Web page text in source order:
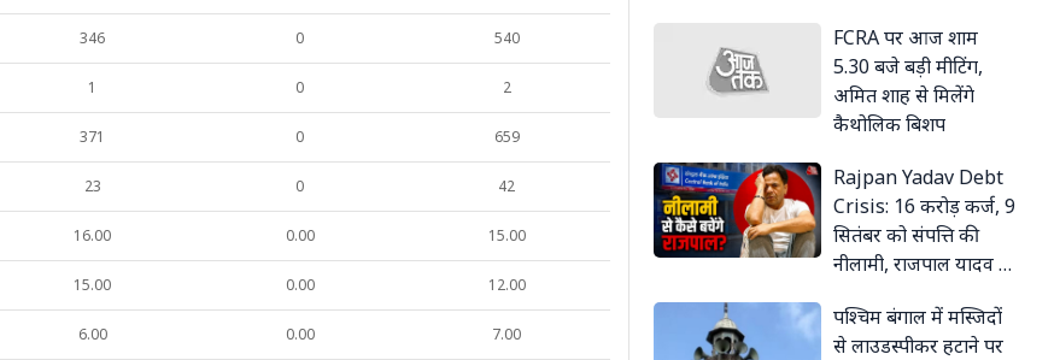
346 0 540
1 0 2
371 0 659
23 0 42
16.00 0.00 15.00
15.00 0.00 12.00
6.00 0.00 7.00
FCRA पर आज शाम
5.30 बजे बड़ी मीटिंग,
अमित शाह से मिलेंगे
कैथोलिक बिशप
Rajpan Yadav Debt
Crisis: 16 करोड़ कर्ज, 9
सितंबर को संपत्ति की
नीलामी, राजपाल यादव के
पश्चिम बंगाल में मस्जिदों
से लाउडस्पीकर हटाने पर